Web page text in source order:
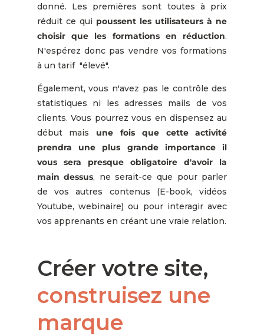
donné. Les premières sont toutes à prix
réduit ce qui poussent les utilisateurs à ne
choisir que les formations en réduction.
N'espérez donc pas vendre vos formations
à un tarif "élevé".
Également, vous n'avez pas le contrôle des
statistiques ni les adresses mails de vos
clients. Vous pourrez vous en dispensez au
début mais une fois que cette activité
prendra une plus grande importance il
vous sera presque obligatoire d'avoir la
main dessus, ne serait-ce que pour parler
de vos autres contenus (E-book, vidéos
Youtube, webinaire) ou pour interagir avec
vos apprenants en créant une vraie relation.
Créer votre site,
construisez une
marque